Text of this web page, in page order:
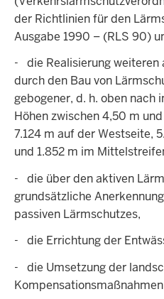
der Richtlinien für den
Ausgabe 1990 – (RLS 90)
- die Realisierung weiteren
durch den Bau von
gebogener, d. h. oben nach
Höhen zwischen 4,50 m
7.124 m auf der Westseite,
und 1.852 m im
- die über den aktiven
grundsätzliche
passiven Lärmschutzes,
- die Errichtung der
- die Umsetzung der